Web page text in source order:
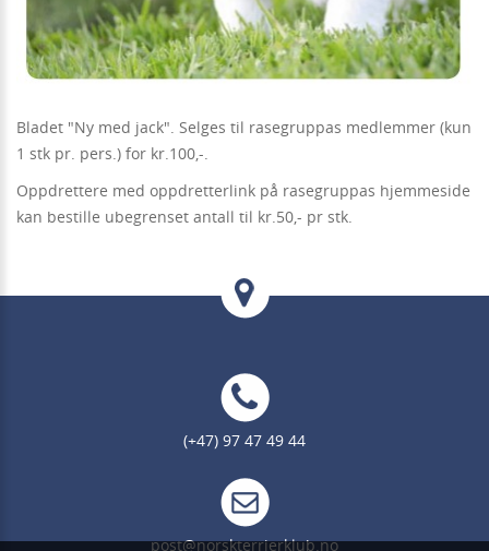
Bladet "Ny med jack". Selges til rasegruppas medlemmer (kun
1 stk pr. pers.) for kr.100,-.
Oppdrettere med oppdretterlink på rasegruppas hjemmeside
kan bestille ubegrenset antall til kr.50,- pr stk.
(+47) 97 47 49 44
post@norskterrierklub.no